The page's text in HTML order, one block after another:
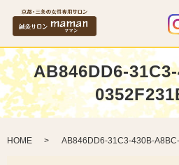
AB846DD6-
HOME AB846DD6-31C3-430B-